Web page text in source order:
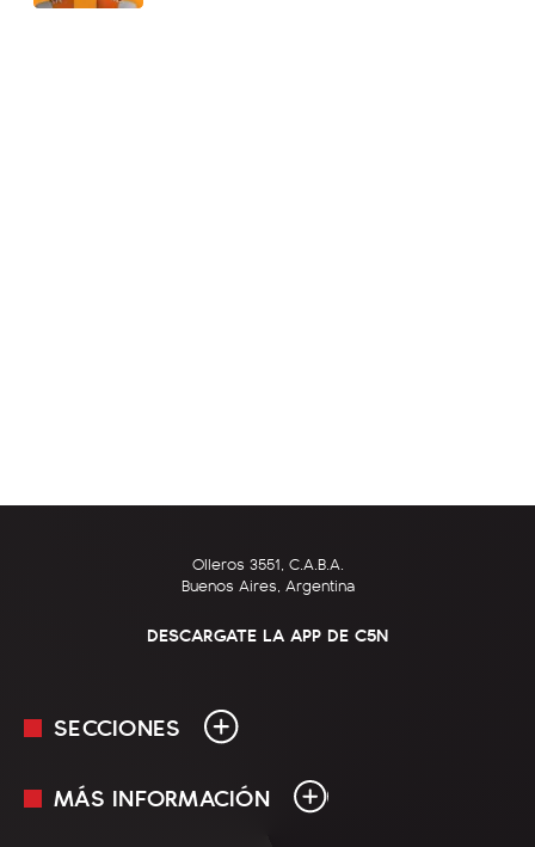
Olleros 3551, C.A.B.A.
Buenos Aires, Argentina
DESCARGATE LA APP DE C5N
SECCIONES
En Vivo
MÁS INFORMACIÓN